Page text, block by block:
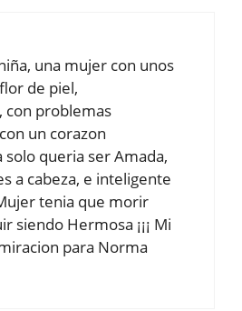
una mujer con unos
de piel,
con problemas
un corazon
solo queria ser Amada,
a cabeza, e inteligente
tenia que morir
siendo Hermosa ¡¡¡ Mi
para Norma